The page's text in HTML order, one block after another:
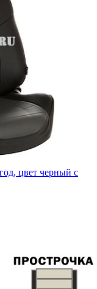
цвет черный с